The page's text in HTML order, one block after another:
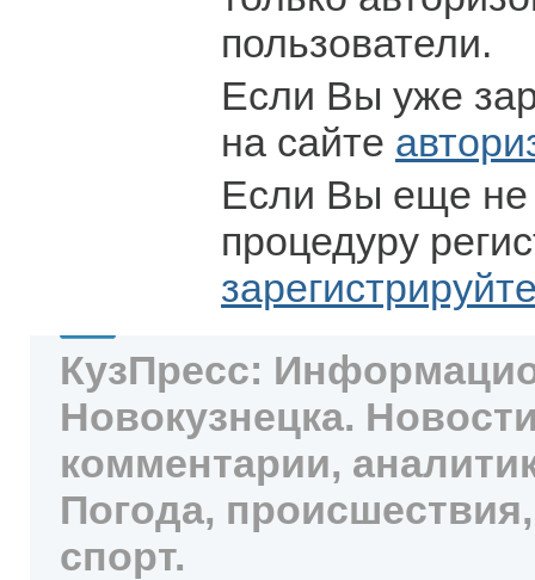
пользователи.
Если Вы уже
на сайте
Если Вы еще не
процедуру
КузПресс:
Новокузнецка.
комментарии,
Погода,
спорт.